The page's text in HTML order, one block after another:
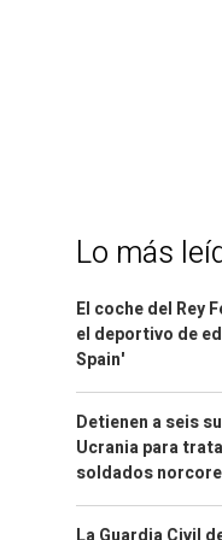
Lo más
El coche del Rey
el deportivo de
Spain'
Detienen a seis
Ucrania para
soldados